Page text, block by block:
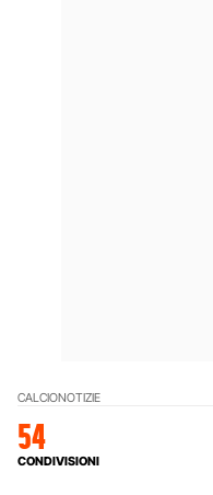
CALCIONOTIZIE
54
CONDIVISIONI